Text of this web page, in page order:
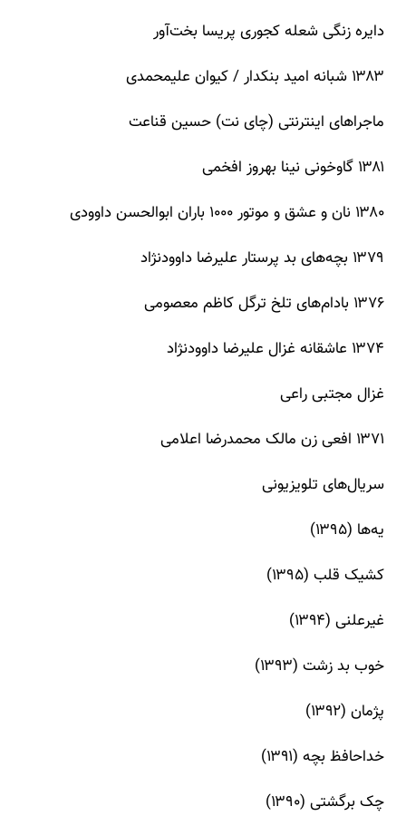
دایره زنگی شعله کجوری پریسا بخت‌آور
۱۳۸۳ شبانه امید بنکدار / کیوان علیمحمدی
ماجراهای اینترنتی (چای نت) حسین قناعت
۱۳۸۱ گاوخونی نینا بهروز افخمی
۱۳۸۰ نان و عشق و موتور ۱۰۰۰ باران ابوالحسن داوودی
۱۳۷۹ بچه‌های بد پرستار علیرضا داوودنژاد
۱۳۷۶ بادام‌های تلخ ترگل کاظم معصومی
۱۳۷۴ عاشقانه غزال علیرضا داوودنژاد
غزال مجتبی راعی
۱۳۷۱ افعی زن مالک محمدرضا اعلامی
سریال‌های تلویزیونی
یه‌ها (۱۳۹۵)
کشیک قلب (۱۳۹۵)
غیرعلنی (۱۳۹۴)
خوب بد زشت (۱۳۹۳)
پژمان (۱۳۹۲)
خداحافظ بچه (۱۳۹۱)
چک برگشتی (۱۳۹۰)